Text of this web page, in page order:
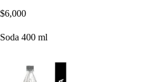
$6,000
Soda 400 ml